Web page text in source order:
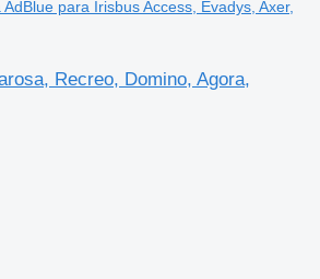
para Irisbus Access, Evadys, Axer,
Recreo, Domino, Agora,